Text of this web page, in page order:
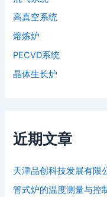
高真空系统
熔炼炉
PECVD系统
晶体生长炉
近期文章
天津品创科技发展有限
管式炉的温度测量与控